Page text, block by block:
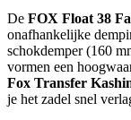
De FOX Float 38
onafhankelijke
schokdemper (160
vormen een
Fox Transfer
je het zadel snel